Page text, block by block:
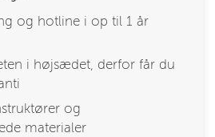
og hotline i op til 1 år
i højsædet, derfor får du
og
materialer